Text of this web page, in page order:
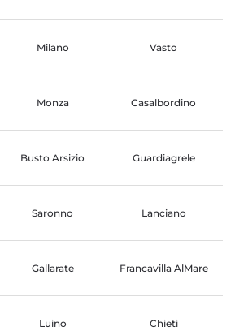
Milano Vasto
Monza Casalbordino
Busto Arsizio Guardiagrele
Saronno Lanciano
Gallarate Francavilla AlMare
Luino Chieti